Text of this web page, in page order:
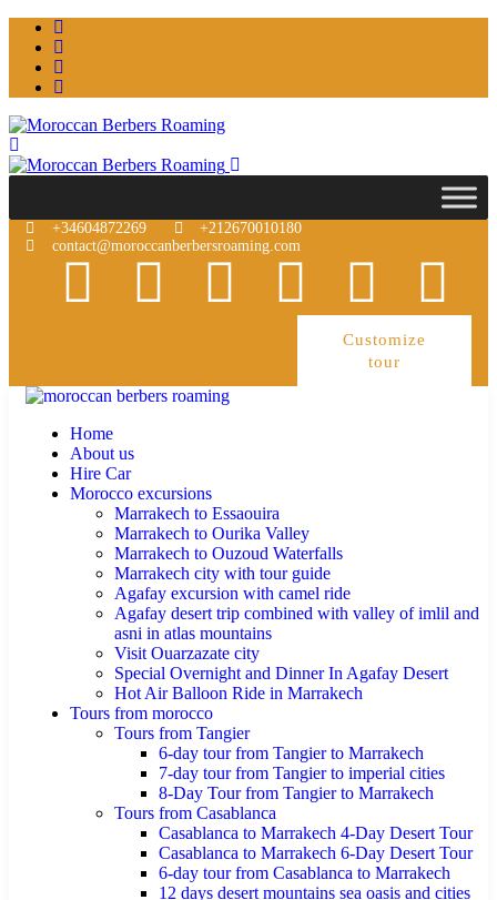
+34604872269
+212670010180
contact@moroccanberbersroaming.com
Customize
tour
Home
About us
Hire Car
Morocco excursions
Marrakech to Essaouira
Marrakech to Ourika Valley
Marrakech to Ouzoud Waterfalls
Marrakech city with tour guide
Agafay excursion with camel ride
Agafay desert trip combined with valley of imlil and
asni in atlas mountains
Visit Ouarzazate city
Special Overnight and Dinner In Agafay Desert
Hot Air Balloon Ride in Marrakech
Tours from morocco
Tours from Tangier
6-day tour from Tangier to Marrakech
7-day tour from Tangier to imperial cities
8-Day Tour from Tangier to Marrakech
Tours from Casablanca
Casablanca to Marrakech 4-Day Desert Tour
Casablanca to Marrakech 6-Day Desert Tour
6-day tour from Casablanca to Marrakech
12 days desert mountains sea oasis and cities